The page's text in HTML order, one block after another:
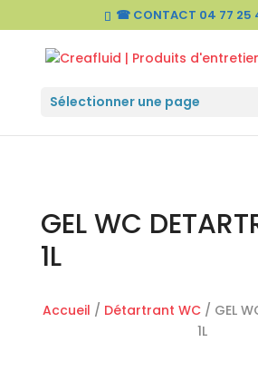
☎ CONTACT 04 77 25
Sélectionner une page
GEL WC
1L
Accueil / Détartrant WC / GEL
1L